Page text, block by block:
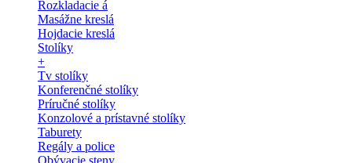
Rozkladacie á
Masážne kreslá
Hojdacie kreslá
Stolíky
+
Tv stolíky
Konferenčné stolíky
Príručné stolíky
Konzolové a prístavné stolíky
Taburety
Regály a police
Obývacie steny